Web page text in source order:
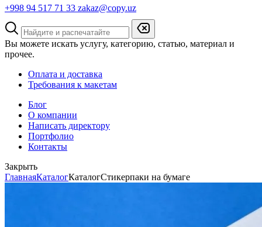
+998 94 517 71 33 zakaz@copy.uz
Вы можете искать услугу, категорию, статью, материал и
прочее.
Оплата и доставка
Требования к макетам
Блог
О компании
Написать директору
Портфолио
Контакты
Закрыть
ГлавнаяКаталогКаталогСтикерпаки на бумаге